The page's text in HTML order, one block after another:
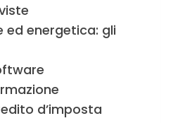
ed energetica: gli
d’imposta